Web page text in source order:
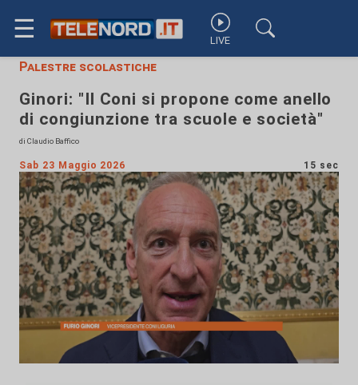
☰ LIVE
Palestre scolastiche
Ginori: "Il Coni si propone come anello
di congiunzione tra scuole e società"
di Claudio Baffico
Sab 23 Maggio 2026 15 sec